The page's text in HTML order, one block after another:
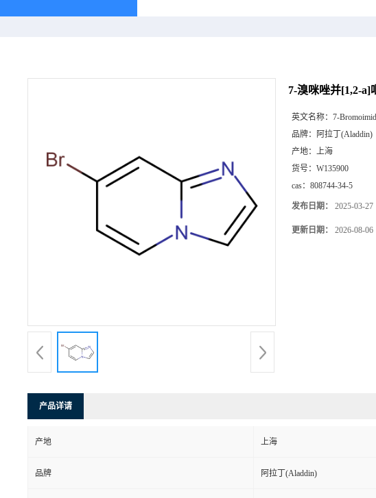
7-溴咪唑并[1,2-a]
英文名称： 7-
品牌： 阿拉丁(Aladdin)
产地： 上海
货号： W135900
cas： 808744-34-5
发布日期： 2025-03-27
更新日期： 2026-08-06
产品详请
产地 上海
品牌 阿拉丁(Aladdin)